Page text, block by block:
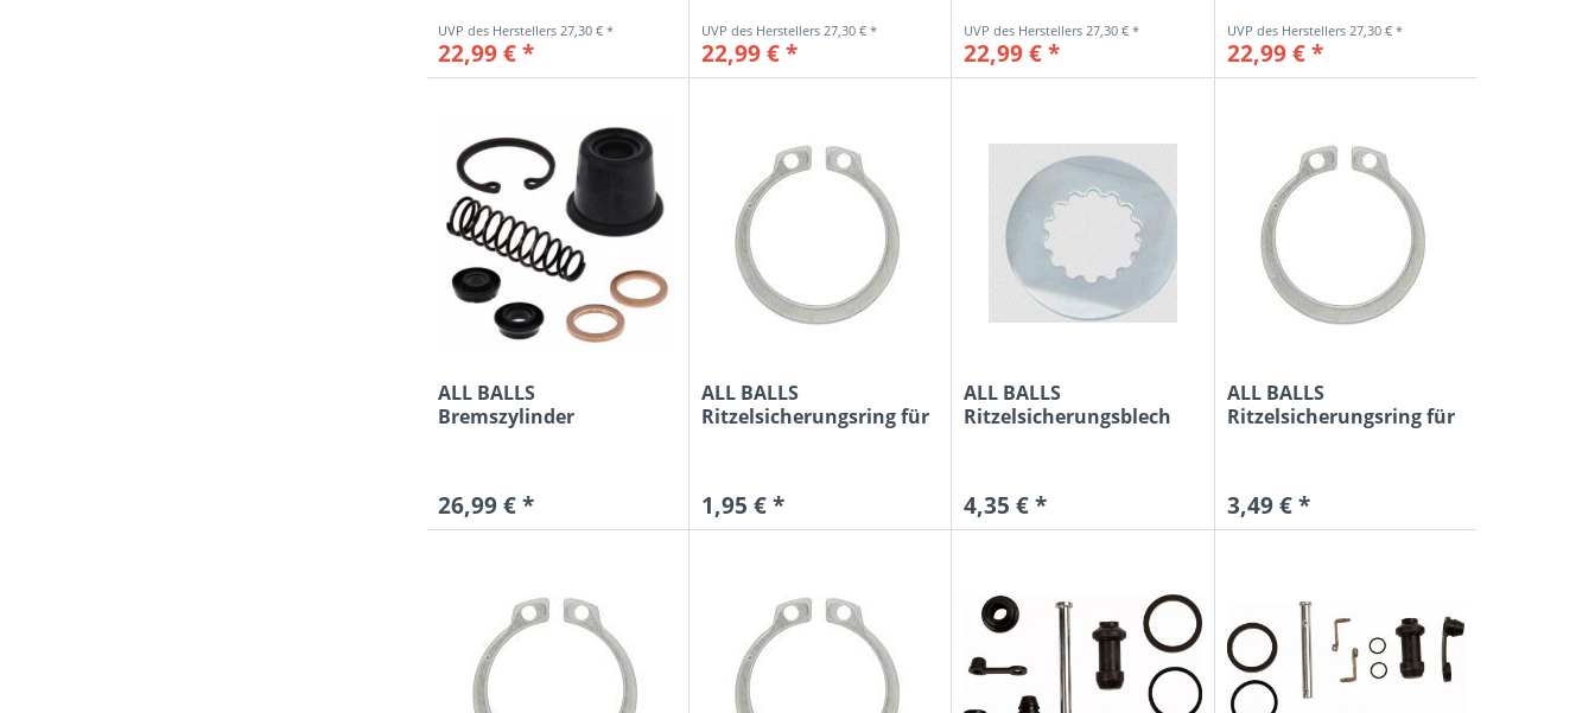
27,30 € *
22,99 € *
27,30 € *
22,99 € *
27,30 € *
22,99 € *
27,30 € *
22,99 € *
ALL BALLS
Bremszylinder
26,99 € *
ALL BALLS
Ritzelsicherungsring für
1,95 € *
ALL BALLS
Ritzelsicherungsblech
4,35 € *
ALL BALLS
Ritzelsicherungsring für
3,49 € *